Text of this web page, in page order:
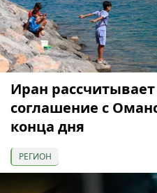
Иран
соглашение с
конца дня
РЕГИОН